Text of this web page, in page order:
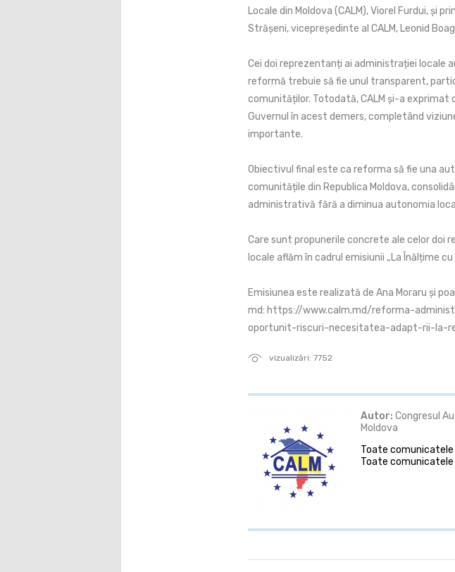
vizualizări: 7752
Locale din Moldova (CALM), Viorel Furdui, și
Strășeni, vicepreședinte al CALM, Leonid
Cei doi reprezentanți ai administrației locale
reformă trebuie să fie unul transparent,
comunităților. Totodată, CALM și-a exprimat
Guvernul în acest demers, completând
importante.
Obiectivul final este ca reforma să fie una
comunitățile din Republica Moldova,
administrativă fără a diminua autonomia
Care sunt propunerile concrete ale celor doi
locale aflăm în cadrul emisiunii „La Înălțime cu
Emisiunea este realizată de Ana Moraru și
md: https://www.calm.md/reforma-
oportunit-riscuri-necesitatea-adapt-rii-la-
Autor: Congresul
Moldova
Toate comunicatele
Toate